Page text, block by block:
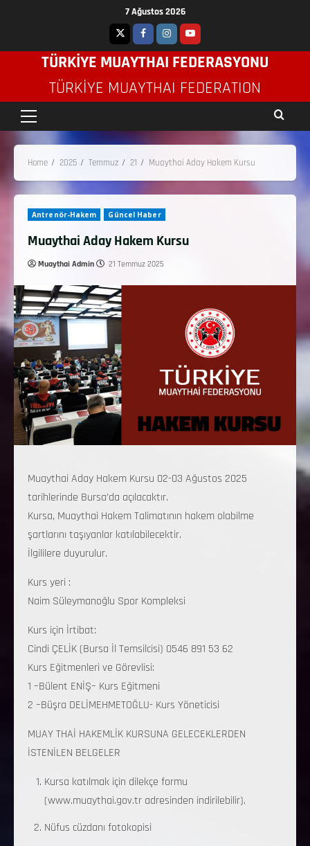
7 Ağustos 2026
TÜRKİYE MUAYTHAI FEDERASYONU
TÜRKIYE MUAYTHAI FEDERATION
Home 2025 Temmuz 21 Muaythai Aday Hakem Kursu
Antrenör-Hakem Güncel Haber
Muaythai Aday Hakem Kursu
Muaythai Admin 21 Temmuz 2025
Muaythai Aday Hakem Kursu 02-03 Ağustos 2025
tarihlerinde Bursa’da açılacaktır.
Kursa, Muaythai Hakem Talimatının hakem olabilme
şartlarını taşıyanlar katılabilecektir.
İlgililere duyurulur.
Kurs yeri :
Naim Süleymanoğlu Spor Kompleksi
Kurs için İrtibat:
Cindi ÇELİK (Bursa İl Temsilcisi) 0546 891 53 62
Kurs Eğitmenleri ve Görevlisi:
1 –Bülent ENİŞ– Kurs Eğitmeni
2 –Büşra DELİMEHMETOĞLU- Kurs Yöneticisi
MUAY THAİ HAKEMLİK KURSUNA GELECEKLERDEN
İSTENİLEN BELGELER
Kursa katılmak için dilekçe formu
(www.muaythai.gov.tr adresinden indirilebilir).
Nüfus cüzdanı fotokopisi